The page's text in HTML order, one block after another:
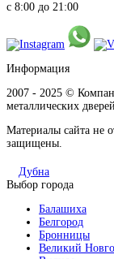
с 8:00 до 21:00
Информация
2007 - 2025 ©
металлических
Материалы сайта не
защищены.
Дубна
Выбор города
Балашиха
Белгород
Бронницы
Великий